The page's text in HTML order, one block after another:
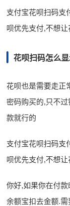
支付宝花呗扫码支
呗优先支付,不想
花呗扫码怎么
花呗也是需要走正
密码购买的,只不
款就行的
支付宝花呗扫码支
呗优先支付,不想
你好,如果你在付
余额宝扣去金额.